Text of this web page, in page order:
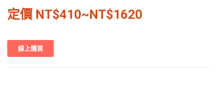
定價 NT$410~NT$1620
線上購買